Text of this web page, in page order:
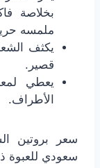
بخلاصة
ملمسه
يكثف
قصير.
يعطي
الأطراف.
سعودي للعبوة ذات